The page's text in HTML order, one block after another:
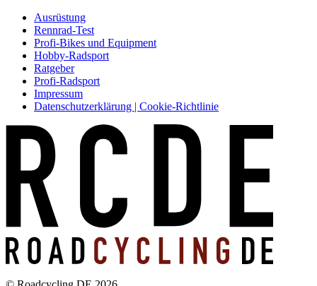
Ausrüstung
Rennrad-Test
Profi-Bikes und Equipment
Hobby-Radsport
Ratgeber
Profi-Radsport
Impressum
Datenschutzerklärung | Cookie-Richtlinie